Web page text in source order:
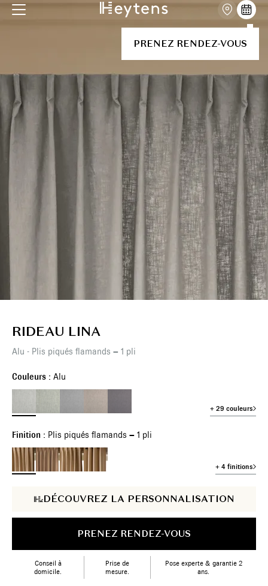
PRENEZ RENDEZ-VOUS
RIDEAU LINA
Alu - Plis piqués flamands – 1 pli
Couleurs : Alu
+ 29 couleurs
Finition : Plis piqués flamands – 1 pli
+ 4 finitions
DÉCOUVREZ LA PERSONNALISATION
PRENEZ RENDEZ-VOUS
Conseil à
domicile.
Prise de
mesure.
Pose experte & garantie 2
ans.